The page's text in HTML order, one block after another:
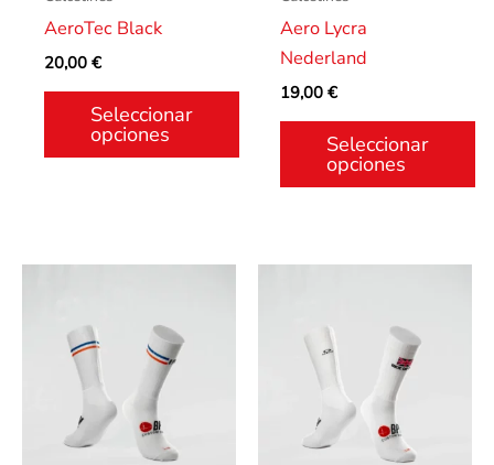
AeroTec Black
20,00 €
Seleccionar
opciones
pueden
elegir
en
la
página
de
Aero Lycra
Nederland
19,00 €
Seleccionar
opciones
pueden
elegir
en
la
página
producto
tiene
múltiples
variantes.
opciones
tiene
múltiples
variantes.
opciones